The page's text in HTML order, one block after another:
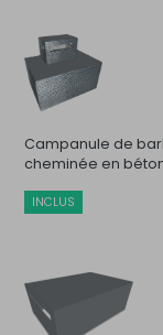
Campanule de
cheminée en
INCLUS